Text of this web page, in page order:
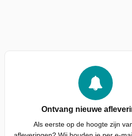
Ontvang nieuwe
Als eerste op de hoogte zijn